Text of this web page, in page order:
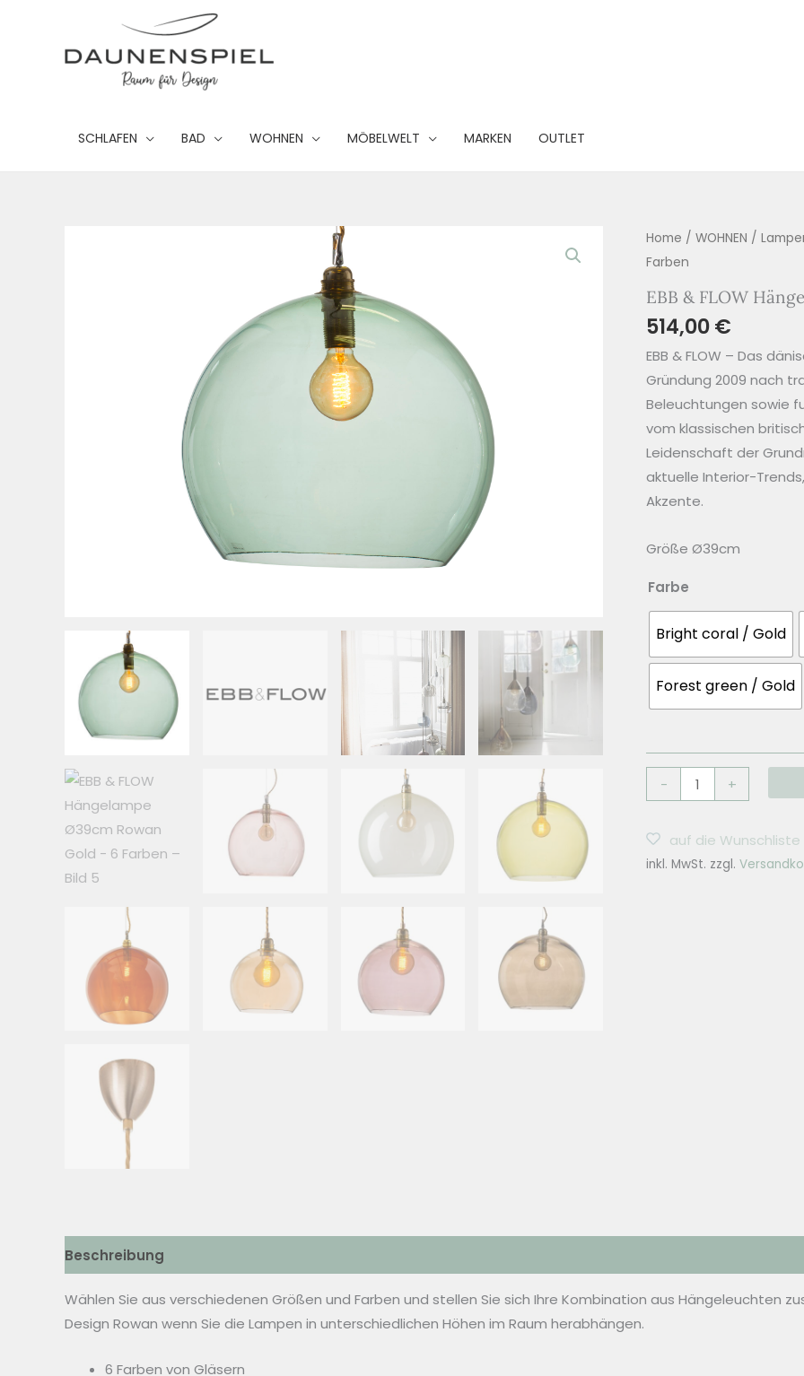
SCHLAFEN BAD WOHNEN MÖBELWELT MARKEN OUTLET
Home / WOHNEN /
Farben
EBB & FLOW
514,00€
EBB & FLOW – Das
Gründung 2009 nach
Beleuchtungen sowie
vom klassischen
Leidenschaft der
aktuelle Interior-
Akzente.
Größe Ø39cm
Farbe
Bright coral / Gold
Forest green / Gold
-
&
Hängelampe
+
auf die Wunschliste
inkl. MwSt. zzgl.
Beschreibung
Wählen Sie aus verschiedenen Größen und Farben und stellen Sie sich Ihre Kombination aus Hängeleuchten
Design Rowan wenn Sie die Lampen in unterschiedlichen Höhen im Raum herabhängen.
6 Farben von Gläsern